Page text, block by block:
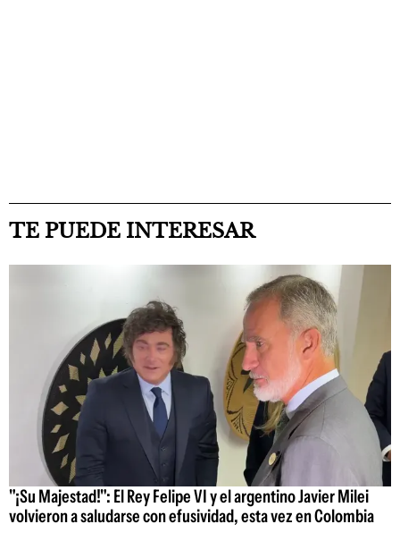
TE PUEDE INTERESAR
"¡Su Majestad!": El Rey Felipe VI y el argentino Javier Milei
volvieron a saludarse con efusividad, esta vez en Colombia